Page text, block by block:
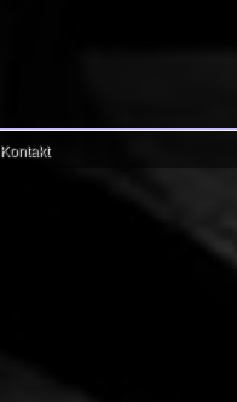
Kontakt